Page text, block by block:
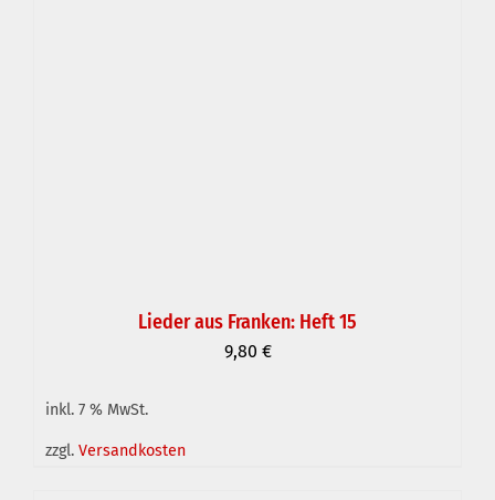
IN DEN WARENKORB
Lieder aus Franken: Heft 15
9,80 €
inkl. 7 % MwSt.
zzgl. Versandkosten